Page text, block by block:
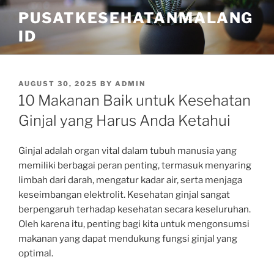
Skip
content
PUSATKESEHATANMALANG
ID
POSTED
ON
AUGUST 30, 2025 BY ADMIN
10 Makanan Baik untuk Kesehatan
Ginjal yang Harus Anda Ketahui
Ginjal adalah organ vital dalam tubuh manusia yang
memiliki berbagai peran penting, termasuk menyaring
limbah dari darah, mengatur kadar air, serta menjaga
keseimbangan elektrolit. Kesehatan ginjal sangat
berpengaruh terhadap kesehatan secara keseluruhan.
Oleh karena itu, penting bagi kita untuk mengonsumsi
makanan yang dapat mendukung fungsi ginjal yang
optimal.